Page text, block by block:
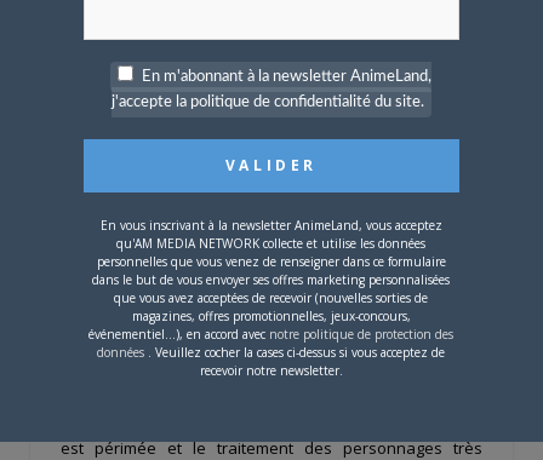
Shinobi Gatakin’est pas vraiment à comparer au reste de
la production. Lion de la spiritualité de Vagabond, à mille
lieux de la poésie mortelle d’unHiroaki Samura
L’Habitant de l’infini ), sans lien avec l’histoire d’Hirata
est périmée et le traitement des personnages très
En m'abonnant à la newsletter AnimeLand,
j'accepte la politique de confidentialité du site.
En vous inscrivant à la newsletter AnimeLand, vous acceptez
qu'AM MEDIA NETWORK collecte et utilise les données
personnelles que vous venez de renseigner dans ce formulaire
dans le but de vous envoyer ses offres marketing personnalisées
que vous avez acceptées de recevoir (nouvelles sorties de
magazines, offres promotionnelles, jeux-concours,
événementiel...), en accord avec notre politique de protection des
données . Veuillez cocher la cases ci-dessus si vous acceptez de
recevoir notre newsletter.